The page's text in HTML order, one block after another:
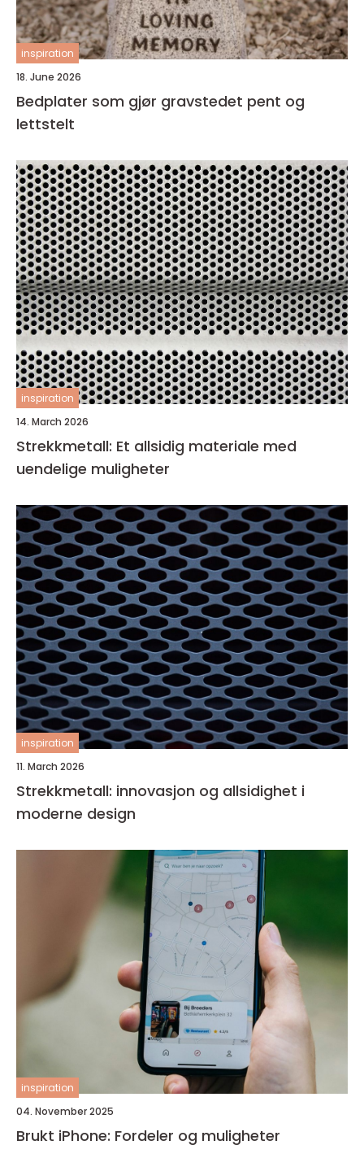
inspiration
18. June 2026
Bedplater som gjør gravstedet pent og
lettstelt
inspiration
14. March 2026
Strekkmetall: Et allsidig materiale med
uendelige muligheter
inspiration
11. March 2026
Strekkmetall: innovasjon og allsidighet i
moderne design
inspiration
04. November 2025
Brukt iPhone: Fordeler og muligheter